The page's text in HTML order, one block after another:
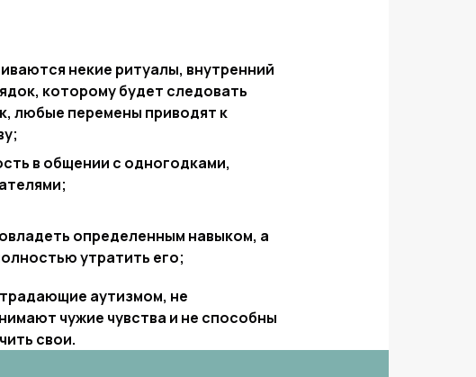
аутизмом, не
чужие чувства и не способны
свои.
определенным навыком, а
утратить его;
в общении с одногодками,
некие ритуалы, внутренний
которому будет следовать
любые перемены приводят к